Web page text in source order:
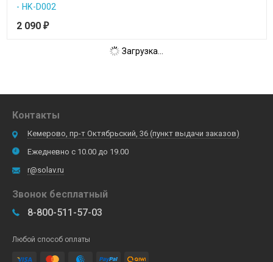
- HK-D002
2 090 ₽
Загрузка...
Контакты
Кемерово, пр-т Октябрьский, 36 (пункт выдачи заказов)
Ежедневно с 10.00 до 19.00
r@solav.ru
Звонок бесплатный
8-800-511-57-03
Любой способ оплаты